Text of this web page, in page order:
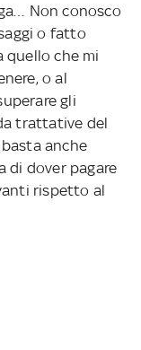
Non conosco
o fatto
che mi
o al
gli
trattative del
basta anche
di dover pagare
rispetto al